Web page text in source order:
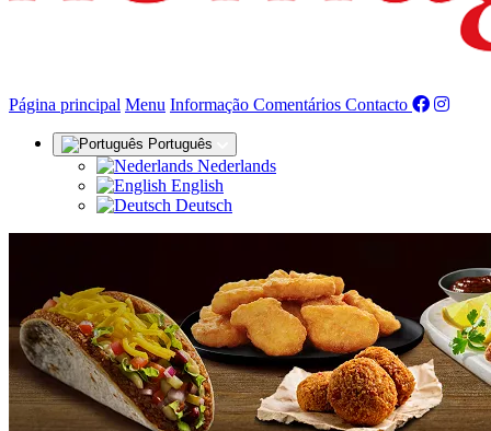
Página principal Menu Informação (actual)
Comentários Contacto
Português
Nederlands
English
Deutsch